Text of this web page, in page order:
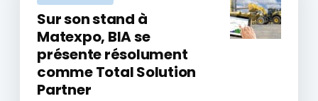
Sur son stand à
Matexpo, BIA se
présente résolument
comme Total Solution
Partner